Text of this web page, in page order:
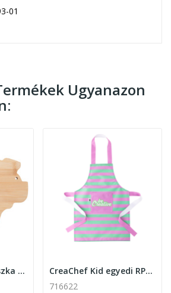
01
Ugyanazon
Mangalica vágódeszka , malac
CreaChef Kid egyedi RPET kötény , fehér
716622